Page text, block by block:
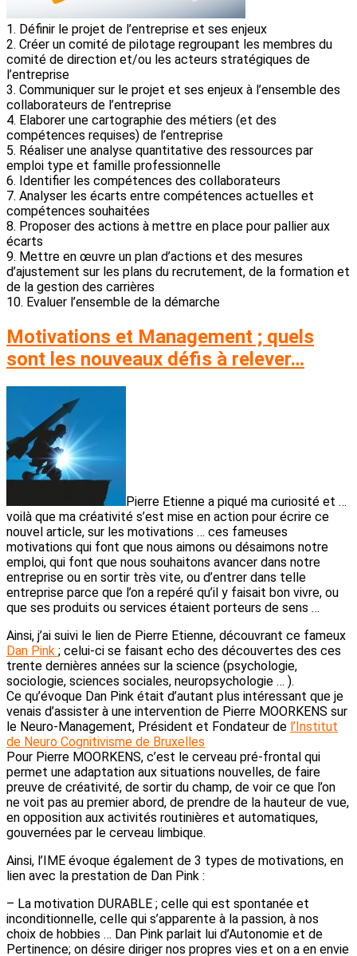
1. Définir le projet de l’entreprise et ses enjeux
2. Créer un comité de pilotage regroupant les membres du
comité de direction et/ou les acteurs stratégiques de
l’entreprise
3. Communiquer sur le projet et ses enjeux à l’ensemble des
collaborateurs de l’entreprise
4. Elaborer une cartographie des métiers (et des
compétences requises) de l’entreprise
5. Réaliser une analyse quantitative des ressources par
emploi type et famille professionnelle
6. Identifier les compétences des collaborateurs
7. Analyser les écarts entre compétences actuelles et
compétences souhaitées
8. Proposer des actions à mettre en place pour pallier aux
écarts
9. Mettre en œuvre un plan d’actions et des mesures
d’ajustement sur les plans du recrutement, de la formation et
de la gestion des carrières
10. Evaluer l’ensemble de la démarche
Motivations et Management ; quels
sont les nouveaux défis à relever…
Pierre Etienne a piqué ma curiosité et …
voilà que ma créativité s’est mise en action pour écrire ce
nouvel article, sur les motivations … ces fameuses
motivations qui font que nous aimons ou désaimons notre
emploi, qui font que nous souhaitons avancer dans notre
entreprise ou en sortir très vite, ou d’entrer dans telle
entreprise parce que l’on a repéré qu’il y faisait bon vivre, ou
que ses produits ou services étaient porteurs de sens …
Ainsi, j’ai suivi le lien de Pierre Etienne, découvrant ce fameux
Dan Pink ; celui-ci se faisant echo des découvertes des ces
trente dernières années sur la science (psychologie,
sociologie, sciences sociales, neuropsychologie … ).
Ce qu’évoque Dan Pink était d’autant plus intéressant que je
venais d’assister à une intervention de Pierre MOORKENS sur
le Neuro-Management, Président et Fondateur de l’Institut
de Neuro Cognitivisme de Bruxelles
Pour Pierre MOORKENS, c’est le cerveau pré-frontal qui
permet une adaptation aux situations nouvelles, de faire
preuve de créativité, de sortir du champ, de voir ce que l’on
ne voit pas au premier abord, de prendre de la hauteur de vue,
en opposition aux activités routinières et automatiques,
gouvernées par le cerveau limbique.
Ainsi, l’IME évoque également de 3 types de motivations, en
lien avec la prestation de Dan Pink :
– La motivation DURABLE ; celle qui est spontanée et
inconditionnelle, celle qui s’apparente à la passion, à nos
choix de hobbies … Dan Pink parlait lui d’Autonomie et de
Pertinence; on désire diriger nos propres vies et on a en envie